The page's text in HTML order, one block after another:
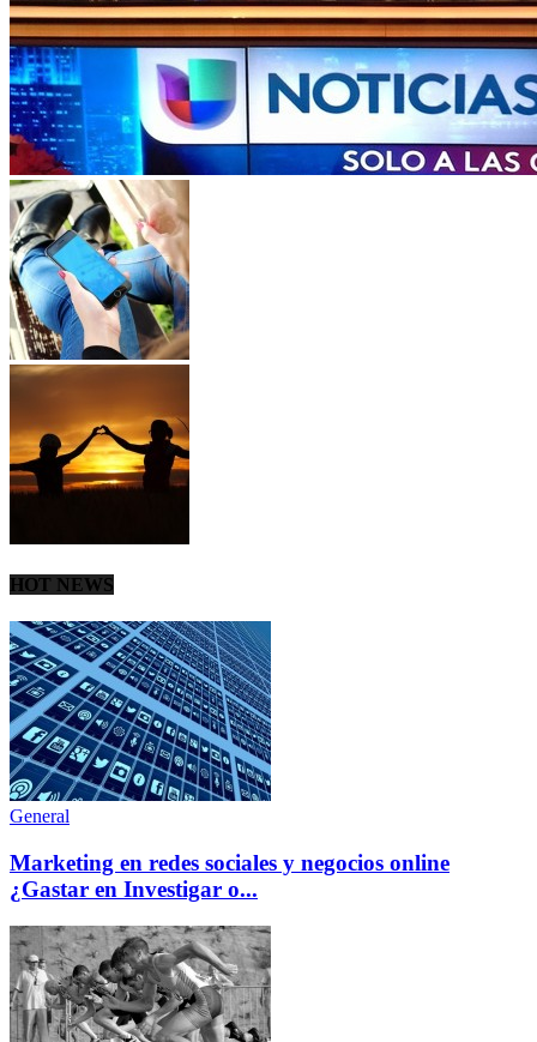
HOT NEWS
General
Marketing en redes sociales y negocios online
¿Gastar en Investigar o...